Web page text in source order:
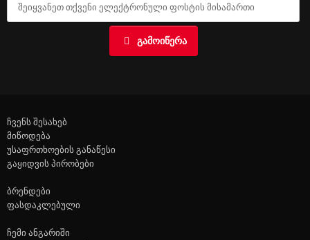
ᲒᲐᲛᲝᲘᲬᲔᲠᲐ
ჩვენს შესახებ
მიწოდება
უსაფრთხოების განაწესი
გაყიდვის პირობები
ბრენდები
ფასდაკლებული
ჩემი ანგარიში